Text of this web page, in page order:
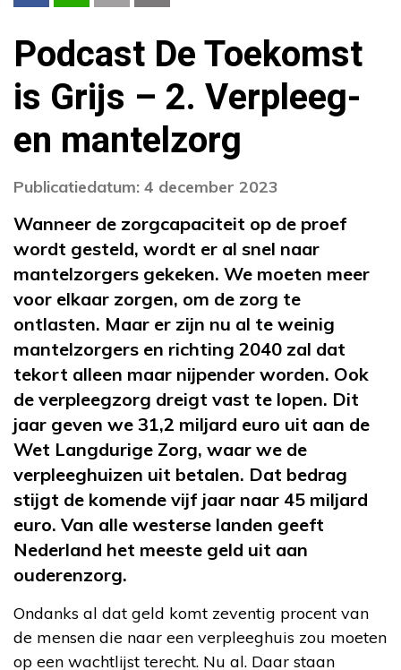
Podcast De Toekomst
is Grijs – 2. Verpleeg-
en mantelzorg
Publicatiedatum: 4 december 2023
Wanneer de zorgcapaciteit op de proef
wordt gesteld, wordt er al snel naar
mantelzorgers gekeken. We moeten meer
voor elkaar zorgen, om de zorg te
ontlasten. Maar er zijn nu al te weinig
mantelzorgers en richting 2040 zal dat
tekort alleen maar nijpender worden. Ook
de verpleegzorg dreigt vast te lopen. Dit
jaar geven we 31,2 miljard euro uit aan de
Wet Langdurige Zorg, waar we de
verpleeghuizen uit betalen. Dat bedrag
stijgt de komende vijf jaar naar 45 miljard
euro. Van alle westerse landen geeft
Nederland het meeste geld uit aan
ouderenzorg.
Ondanks al dat geld komt zeventig procent van
de mensen die naar een verpleeghuis zou moeten
op een wachtlijst terecht. Nu al. Daar staan